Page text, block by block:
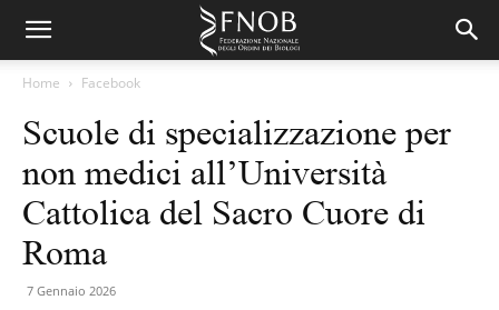
Home Facebook
Scuole di specializzazione per
non medici all’Università
Cattolica del Sacro Cuore di
Roma
7 Gennaio 2026